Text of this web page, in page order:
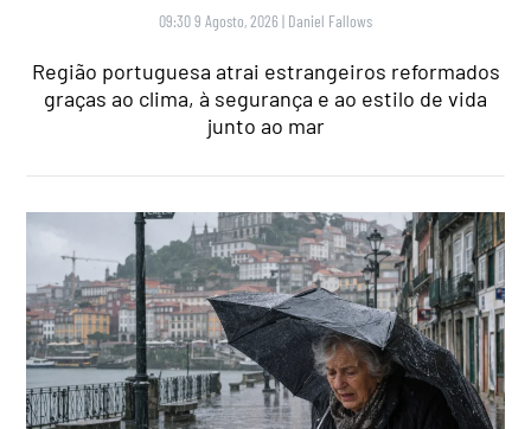
09:30 9 Agosto, 2026 | Daniel Fallows
Região portuguesa atrai estrangeiros reformados
graças ao clima, à segurança e ao estilo de vida
junto ao mar